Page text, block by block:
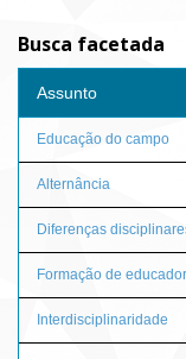
Busca facetada
Assunto
Educação do campo
Alternância
Diferenças
Formação de
Interdisciplinaridade